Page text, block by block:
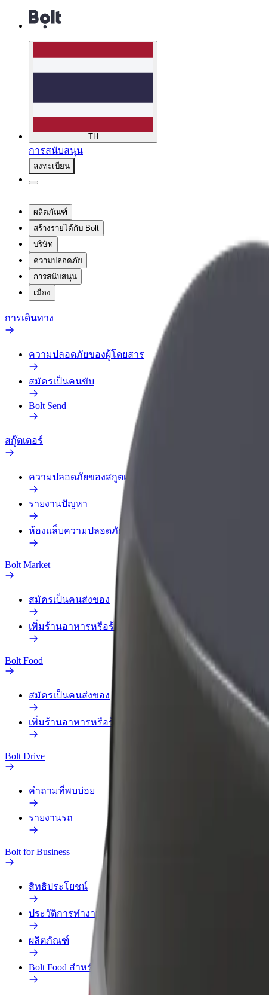
TH
การสนับสนุน
ลงทะเบียน
ผลิตภัณฑ์
สร้างรายได้กับ Bolt
บริษัท
ความปลอดภัย
การสนับสนุน
เมือง
การเดินทาง
ความปลอดภัยของผู้โดยสาร
สมัครเป็นคนขับ
Bolt Send
สกู๊ตเตอร์
ความปลอดภัยของสกูตเตอร์
รายงานปัญหา
ห้องแล็บความปลอดภัย
Bolt Market
สมัครเป็นคนส่งของ
เพิ่มร้านอาหารหรือร้านค้า
Bolt Food
สมัครเป็นคนส่งของ
เพิ่มร้านอาหารหรือร้านค้า
Bolt Drive
คำถามที่พบบ่อย
รายงานรถ
Bolt for Business
สิทธิประโยชน์
ประวัติการทำงาน
ผลิตภัณฑ์
Bolt Food สำหรับองค์กร